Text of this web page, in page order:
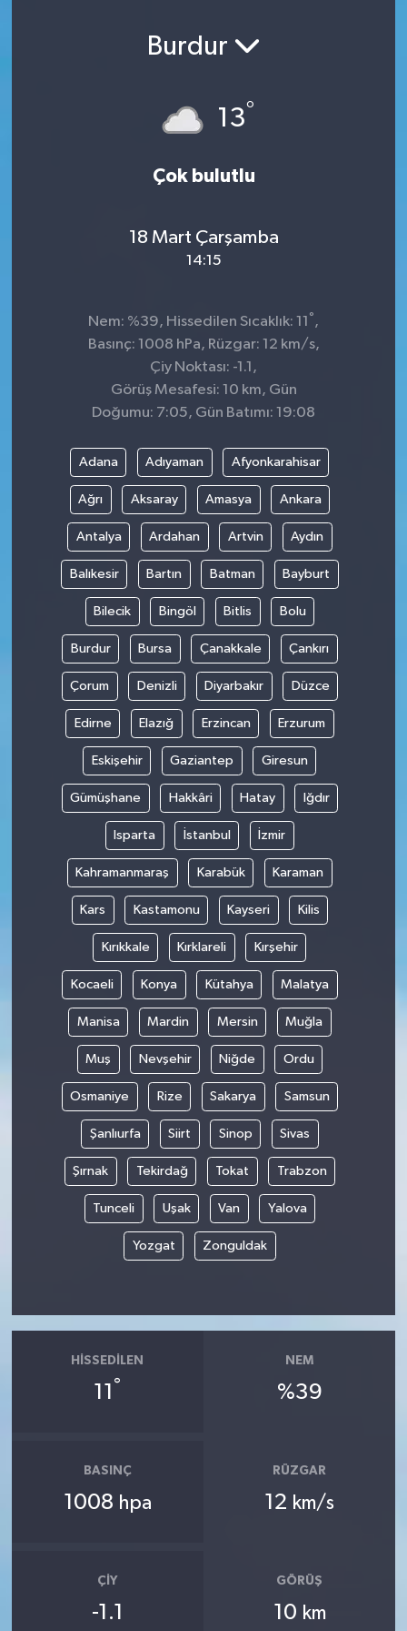
Burdur
13°
Çok bulutlu
18 Mart Çarşamba
14:15
Nem: %39, Hissedilen Sıcaklık: 11 ° ,
Basınç: 1008 hPa, Rüzgar: 12 km/s,
Çiy Noktası: -1.1,
Görüş Mesafesi: 10 km, Gün
Doğumu: 7:05, Gün Batımı: 19:08
Adana Adıyaman Afyonkarahisar
Ağrı Aksaray Amasya Ankara
Antalya Ardahan Artvin Aydın
Balıkesir Bartın Batman Bayburt
Bilecik Bingöl Bitlis Bolu
Burdur Bursa Çanakkale Çankırı
Çorum Denizli Diyarbakır Düzce
Edirne Elazığ Erzincan Erzurum
Eskişehir Gaziantep Giresun
Gümüşhane Hakkâri Hatay Iğdır
Isparta İstanbul İzmir
Kahramanmaraş Karabük Karaman
Kars Kastamonu Kayseri Kilis
Kırıkkale Kırklareli Kırşehir
Kocaeli Konya Kütahya Malatya
Manisa Mardin Mersin Muğla
Muş Nevşehir Niğde Ordu
Osmaniye Rize Sakarya Samsun
Şanlıurfa Siirt Sinop Sivas
Şırnak Tekirdağ Tokat Trabzon
Tunceli Uşak Van Yalova
Yozgat Zonguldak
HISSEDILEN
11 °
NEM
%39
BASINÇ
1008 hpa
RÜZGAR
12 km/s
ÇIY
-1.1
GÖRÜŞ
10 km